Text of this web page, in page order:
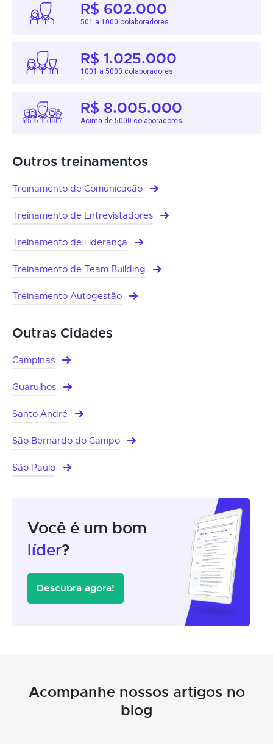
R$ 602.000
501 a 1000 colaboradores
R$ 1.025.000
1001 a 5000 colaboradores
R$ 8.005.000
Acima de 5000 colaboradores
Outros treinamentos
Treinamento de Comunicação
Treinamento de Entrevistadores
Treinamento de Liderança
Treinamento de Team Building
Treinamento Autogestão
Outras Cidades
Campinas
Guarulhos
Santo André
São Bernardo do Campo
São Paulo
Você é um bom
líder?
Descubra agora!
Acompanhe nossos artigos no
blog